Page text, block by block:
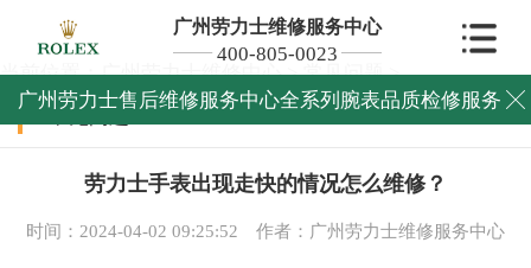
广州劳力士维修服务中心
400-805-0023
广州劳力士售后维修服务中心全系列腕表品质检修服务 
当前位置：广州劳力士维修中心>常见问题>
常见问题
劳力士手表出现走快的情况怎么维修？
时间：2024-04-02 09:25:52 作者：广州劳力士维修服务中心